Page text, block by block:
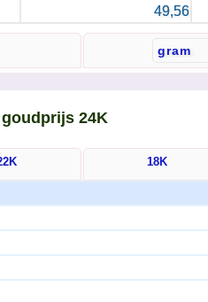
49,56
24K
18K